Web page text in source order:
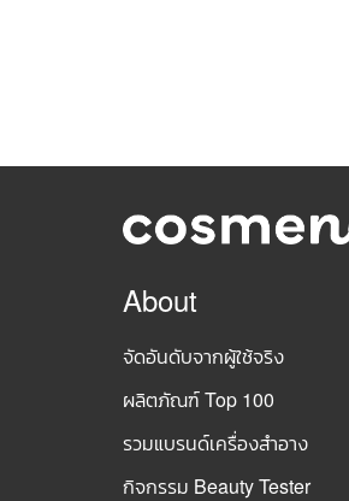
About
จัดอันดับจากผู้ใช้จริง
ผลิตภัณฑ์ Top 100
รวมแบรนด์เครื่องสำอาง
กิจกรรม Beauty Tester